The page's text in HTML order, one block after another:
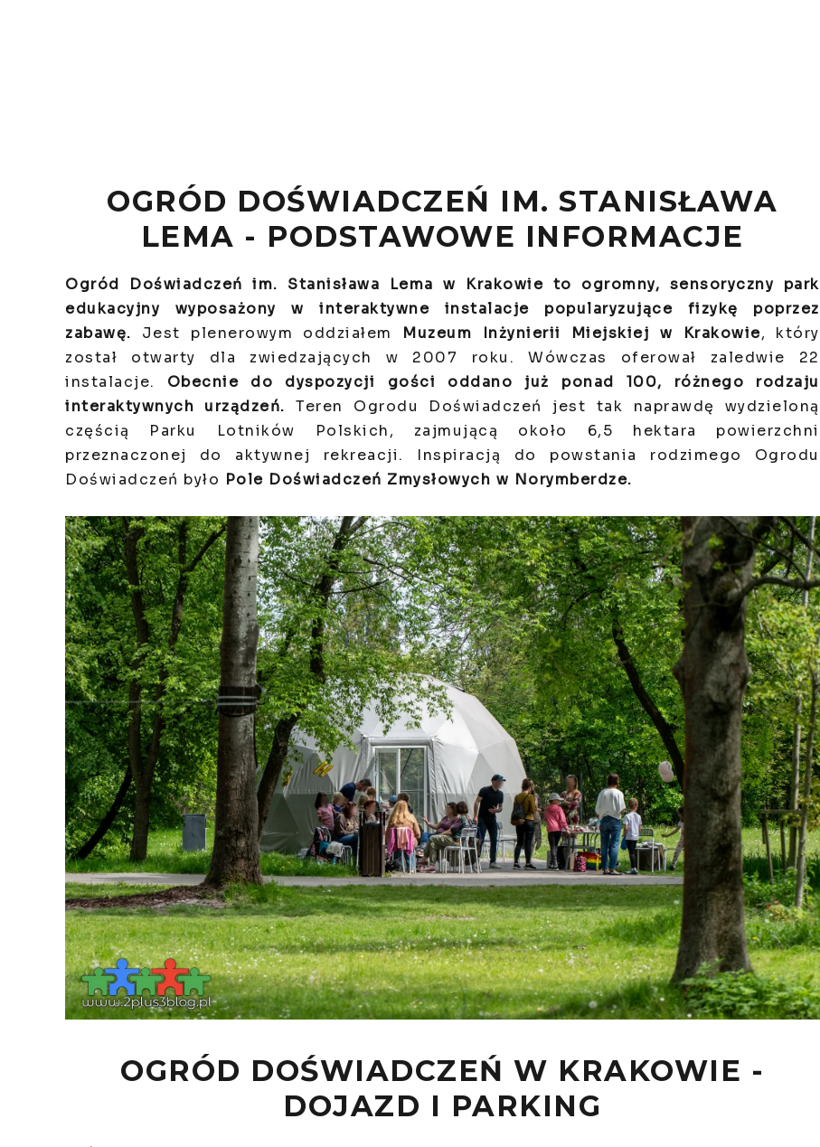
OGRÓD DOŚWIADCZEŃ IM. STANISŁAWA
LEMA - PODSTAWOWE INFORMACJE
Ogród Doświadczeń im. Stanisława Lema w Krakowie to ogromny, sensoryczny park
edukacyjny wyposażony w interaktywne instalacje popularyzujące fizykę poprzez
zabawę. Jest plenerowym oddziałem Muzeum Inżynierii Miejskiej w Krakowie, który
został otwarty dla zwiedzających w 2007 roku. Wówczas oferował zaledwie 22
instalacje. Obecnie do dyspozycji gości oddano już ponad 100, różnego rodzaju
interaktywnych urządzeń. Teren Ogrodu Doświadczeń jest tak naprawdę wydzieloną
częścią Parku Lotników Polskich, zajmującą około 6,5 hektara powierzchni
przeznaczonej do aktywnej rekreacji. Inspiracją do powstania rodzimego Ogrodu
Doświadczeń było Pole Doświadczeń Zmysłowych w Norymberdze.
OGRÓD DOŚWIADCZEŃ W KRAKOWIE -
DOJAZD I PARKING